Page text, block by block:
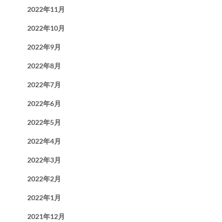
2022年11月
2022年10月
2022年9月
2022年8月
2022年7月
2022年6月
2022年5月
2022年4月
2022年3月
2022年2月
2022年1月
2021年12月